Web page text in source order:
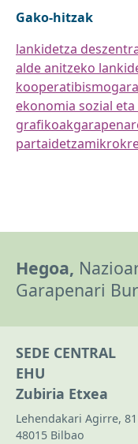
Gako-hitzak
lankidetza
alde anitzeko
kooperatibismo
ekonomia sozial eta
grafikoak
partaidetza
Hegoa,
Garapenari
SEDE CENTRAL
EHU
Zubiria Etxea
Lehendakari Agirre, 81
48015 Bilbao